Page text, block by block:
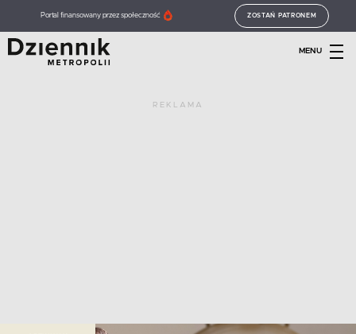
Portal finansowany przez społeczność ZOSTAŃ PATRONEM
MENU
REKLAMA